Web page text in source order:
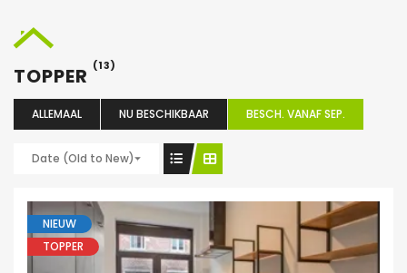
TOPPER (13)
ALLEMAAL NU BESCHIKBAAR BESCH. VANAF SEP.
Date (Old to New)
NIEUW
TOPPER